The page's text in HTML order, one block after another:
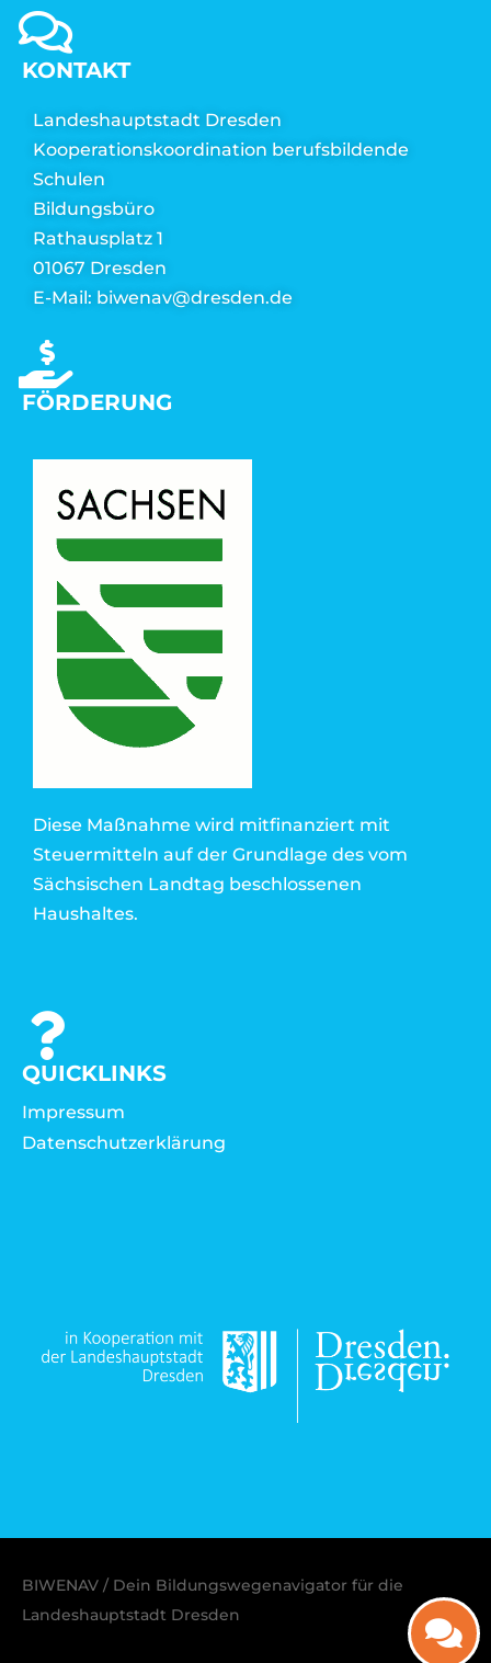
KONTAKT
Landeshauptstadt Dresden
Kooperationskoordination berufsbildende
Schulen
Bildungsbüro
Rathausplatz 1
01067 Dresden
E-Mail: biwenav@dresden.de
FÖRDERUNG
Diese Maßnahme wird mitfinanziert mit
Steuermitteln auf der Grundlage des vom
Sächsischen Landtag beschlossenen
Haushaltes.
QUICKLINKS
Impressum
Datenschutzerklärung
BIWENAV / Dein Bildungswegenavigator für die
Landeshauptstadt Dresden